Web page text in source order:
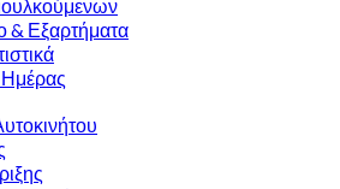
& Εξαρτήματα